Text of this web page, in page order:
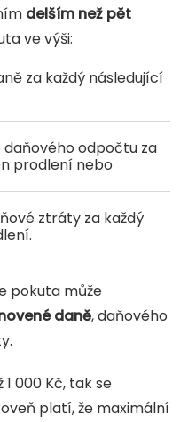
delším než pět
ve výši:
za každý následující
daňového odpočtu za
prodlení nebo
ztráty za každý
pokuta může
daně, daňového
000 Kč, tak se
platí, že maximální